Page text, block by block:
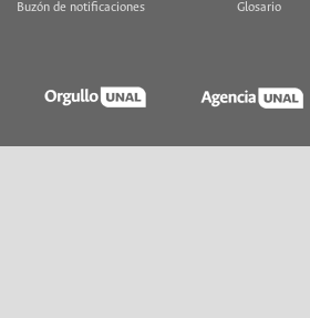
Buzón de notificaciones
Glosario